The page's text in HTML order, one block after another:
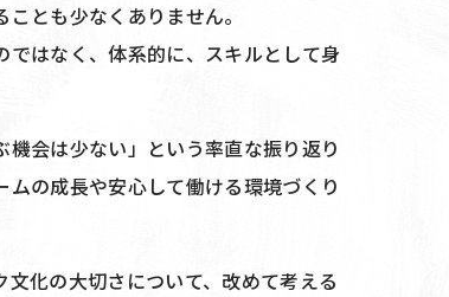
とも少なくありません。
はなく、体系的に、スキルとして身
会は少ない」という率直な振り返り
の成長や安心して働ける環境づくり
化の大切さについて、改めて考える